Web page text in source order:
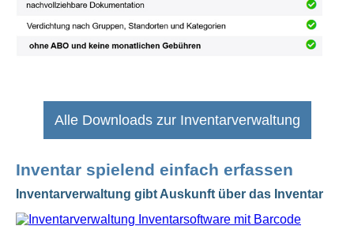
Alle Downloads zur Inventarverwaltung
Inventar spielend einfach erfassen
Inventarverwaltung gibt Auskunft über das Inventar